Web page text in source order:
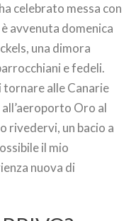
celebrato messa con
avvenuta domenica
una dimora
e fedeli.
alle Canarie
Oro al
rivedervi, un bacio a
il mio
nuova di